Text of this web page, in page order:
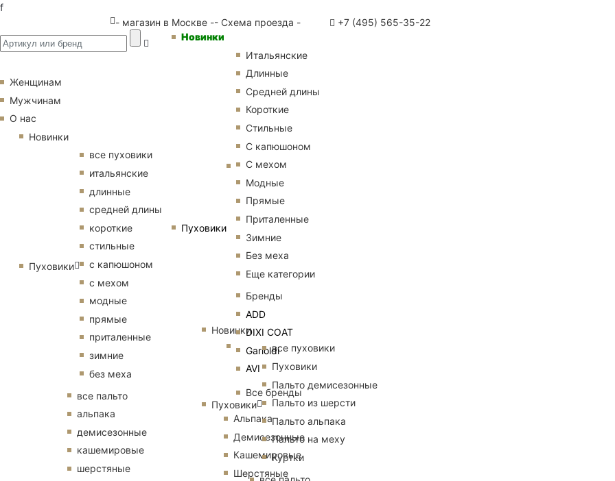
f
- магазин в Москве -- Схема проезда - +7 (495) 565-35-22
Новинки
Пуховики
Итальянские
Длинные
Средней длины
Короткие
Стильные
С капюшоном
С мехом
Модные
Прямые
Приталенные
Зимние
Без меха
Еще категории
Бренды
ADD
DIXI COAT
Garioldi
AVI
Все бренды
Альпака
Демисезонные
Кашемировые
Шерстяные
Женщинам
Мужчинам
О нас
Новинки
Пуховики
все пуховики
итальянские
длинные
средней длины
короткие
стильные
с капюшоном
с мехом
модные
прямые
приталенные
зимние
без меха
все пальто
альпака
демисезонные
кашемировые
шерстяные
Новинки
Пуховики
все пуховики
Пуховики
Пальто демисезонные
Пальто из шерсти
Пальто альпака
Пальто на меху
Куртки